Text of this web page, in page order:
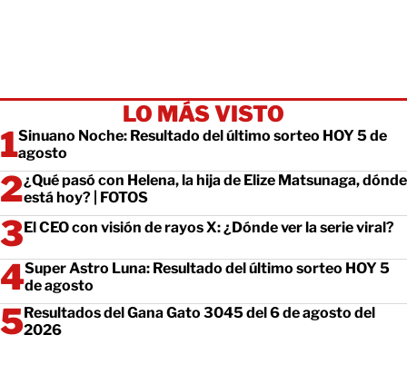
LO MÁS VISTO
Sinuano Noche: Resultado del último sorteo HOY 5 de
agosto
¿Qué pasó con Helena, la hija de Elize Matsunaga, dónde
está hoy? | FOTOS
El CEO con visión de rayos X: ¿Dónde ver la serie viral?
Super Astro Luna: Resultado del último sorteo HOY 5
de agosto
Resultados del Gana Gato 3045 del 6 de agosto del
2026